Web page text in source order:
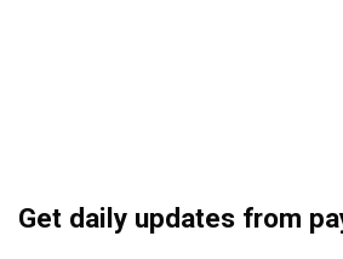
Get daily updates from